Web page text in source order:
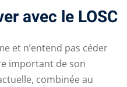
avec le LOSC
et n’entend pas céder
important de son
combinée au